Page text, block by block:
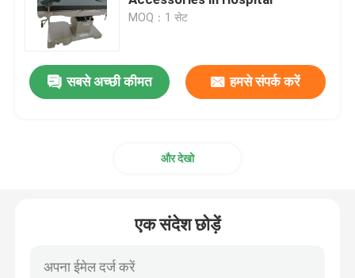
इलेक्ट्रो हाइड्रोलिक सिस्टम सहायक उपकरण
जेल रोगी पोजिशनर्स
MOQ：1 सेट
सबसे अच्छी कीमत हमसे संपर्क करें
और देखो
एक संदेश छोड़ें